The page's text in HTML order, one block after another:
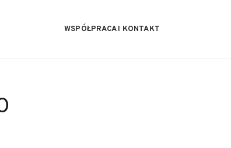
WSPÓŁPRACA I KONTAKT